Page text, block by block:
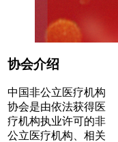
协会介绍
中国非公立医疗机构
协会是由依法获得医
疗机构执业许可的非
公立医疗机构、相关